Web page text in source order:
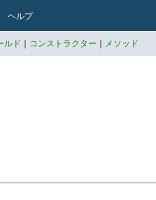
ヘルプ
ルド | コンストラクター | メソッド